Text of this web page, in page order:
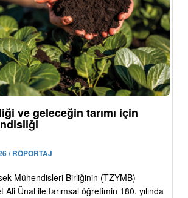
ve geleceğin tarımı için
/ RÖPORTAJ
Mühendisleri Birliğinin (TZYMB)
Ali Ünal ile tarımsal öğretimin 180. yılında